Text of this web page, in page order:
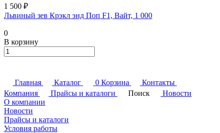
1 500 ₽
Львиный зев Крэкл энд Поп F1, Вайт, 1 000
0
В корзину
Главная Каталог 0 Корзина
Контакты
Компания
Прайсы и каталоги Поиск
Новости
О компании
Новости
Прайсы и каталоги
Условия работы